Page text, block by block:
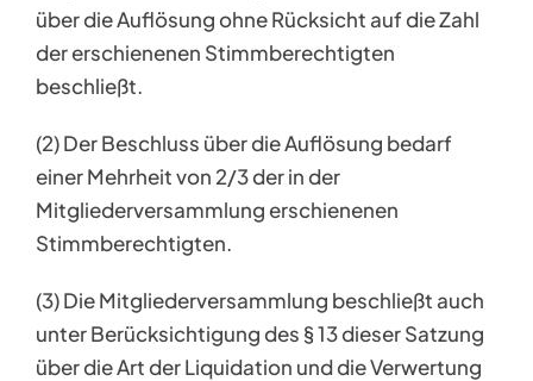
über die Auflösung ohne Rücksicht auf die Zahl
der erschienenen Stimmberechtigten
beschließt.
(2) Der Beschluss über die Auflösung bedarf
einer Mehrheit von 2/3 der in der
Mitgliederversammlung erschienenen
Stimmberechtigten.
(3) Die Mitgliederversammlung beschließt auch
unter Berücksichtigung des § 13 dieser Satzung
über die Art der Liquidation und die Verwertung